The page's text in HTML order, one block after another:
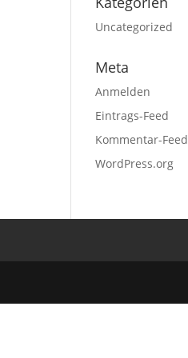
Uncategorized
Meta
Anmelden
Eintrags-Feed
Kommentar-Feed
WordPress.org